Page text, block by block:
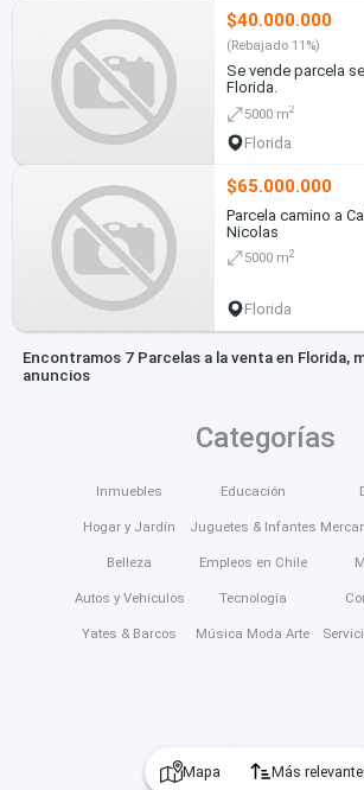
Mapa Más
$40.000.000
(Rebajado 11%)
Se vende parcela
Florida.
5000 m2
Florida
$65.000.000
Parcela camino a
Nicolas
5000 m2
Florida
Encontramos 7 Parcelas a la venta en Florida,
anuncios
Categorías
Inmuebles
Hogar y Jardín
Belleza
Autos y Vehículos
Yates & Barcos
Educación
Juguetes & Infantes
Empleos en Chile
Tecnología
Música Moda Arte